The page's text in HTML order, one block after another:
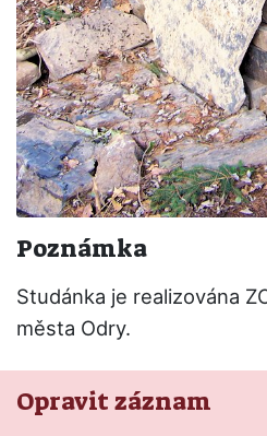
Poznámka
Studánka je realizována
města Odry.
Opravit záznam